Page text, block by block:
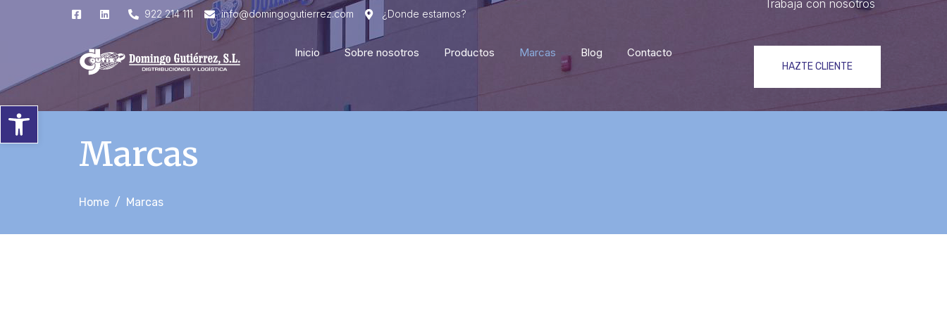
Abrir barra de herramientas
922 214 111 info@domingogutierrez.com ¿Donde estamos?
Trabaja con nosotros
Inicio Sobre nosotros Productos Marcas Blog Contacto
HAZTE CLIENTE
Marcas
Home Marcas